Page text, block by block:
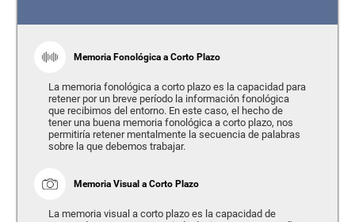
Memoria Fonológica a Corto Plazo
La memoria fonológica a corto plazo es la capacidad para
retener por un breve período la información fonológica
que recibimos del entorno. En este caso, el hecho de
tener una buena memoria fonológica a corto plazo, nos
permitiría retener mentalmente la secuencia de palabras
sobre la que debemos trabajar.
Memoria Visual a Corto Plazo
La memoria visual a corto plazo es la capacidad de